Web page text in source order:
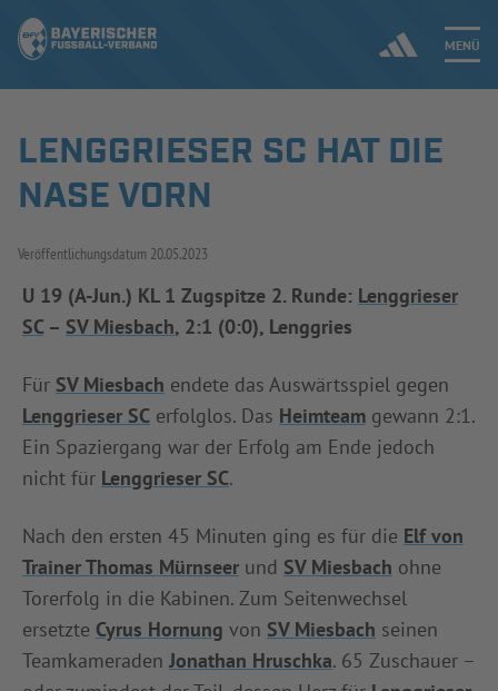
MENÜ
Jetzt einloggen
SPIELBETRIEB & VERBANDSLEBEN
AUSBILDUNG & FÖRDERUNG
DER VERBAND
INFOTHEK SPIELPLUS
LENGGRIESER SC HAT DIE
NASE VORN
Veröffentlichungsdatum 20.05.2023
U 19 (A-Jun.) KL 1 Zugspitze 2. Runde: Lenggrieser
SC– SV Miesbach, 2:1 (0:0), Lenggries
Für SV Miesbach endete das Auswärtsspiel gegen
Lenggrieser SC erfolglos. Das Heimteam gewann 2:1.
Ein Spaziergang war der Erfolg am Ende jedoch
nicht für Lenggrieser SC.
Nach den ersten 45 Minuten ging es für die Elf von
Trainer Thomas Mürnseer und SV Miesbach ohne
Torerfolg in die Kabinen. Zum Seitenwechsel
ersetzte Cyrus Hornung von SV Miesbach seinen
Teamkameraden Jonathan Hruschka. 65 Zuschauer –